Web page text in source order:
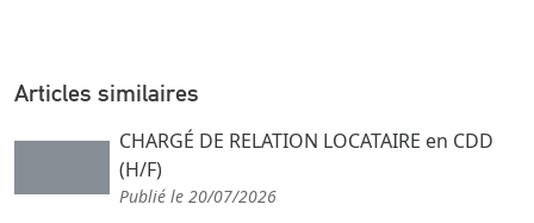
Articles similaires
CHARGÉ DE RELATION LOCATAIRE en CDD
(H/F)
Publié le 20/07/2026